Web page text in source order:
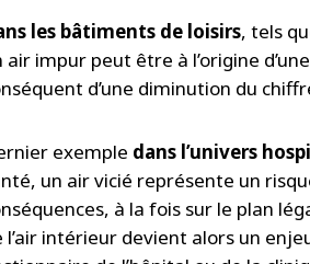
les bâtiments de loisirs, tels
air impur peut être à l’origine
d’une diminution du
exemple dans l’univers
un air vicié représente un
à la fois sur le plan
l’air intérieur devient alors un